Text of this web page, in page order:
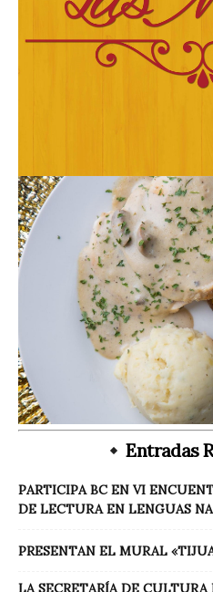
Entradas
PARTICIPA BC EN VI
DE LECTURA EN LENGUAS
PRESENTAN EL MURAL
LA SECRETARÍA DE